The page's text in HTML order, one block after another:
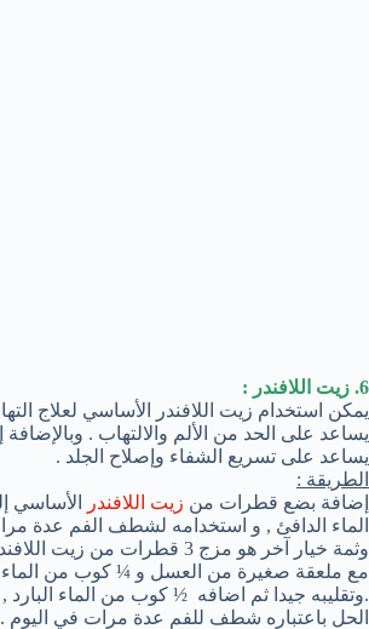
6. زيت اللافندر :
يمكن استخدام زيت اللافندر الأساسي لعلاج
يساعد على الحد من الألم والالتهاب . وبالإضافة
يساعد على تسريع الشفاء وإصلاح الجلد .
الطريقة :
إضافة بضع قطرات من زيت اللافندر
الأساسي
الماء الدافئ , و استخدامه لشطف الفم عدة
وثمة خيار آخر هو مزج 3 قطرات من
مع ملعقة صغيرة من العسل و ¼ كوب من
.وتقليبه جيدا ثم اضافه ½ كوب من الماء البارد ,
الحل باعتباره شطف للفم عدة مرات في اليوم .